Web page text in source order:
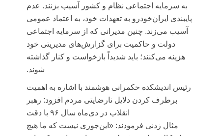
به سرمایه اجتماعی نظام و کشور آسیب بزنند. عدم
پایبندی ایران‌خودرو به تعهدات خود، به اعتماد عمومی
آسیب می‌زند. چنین مدیرانی که از سرمایه اجتماعی
دولت و حاکمیت برای گزارش‌های مدیریتی خود
هزینه می‌کنند؛ باید شدیداً بازخواست و کنار گذاشته
شوند.
رئیس اندیشکده حکمرانی هوشمند با اشاره به اهمیت
برطرف کردن دلایل نارضایتی مردم افزود: رهبر
انقلاب در دی‌ماه سال ۹۶ با دقت
مثال زدنی فرمودند: «این‌جوری نیست که ما هیچ